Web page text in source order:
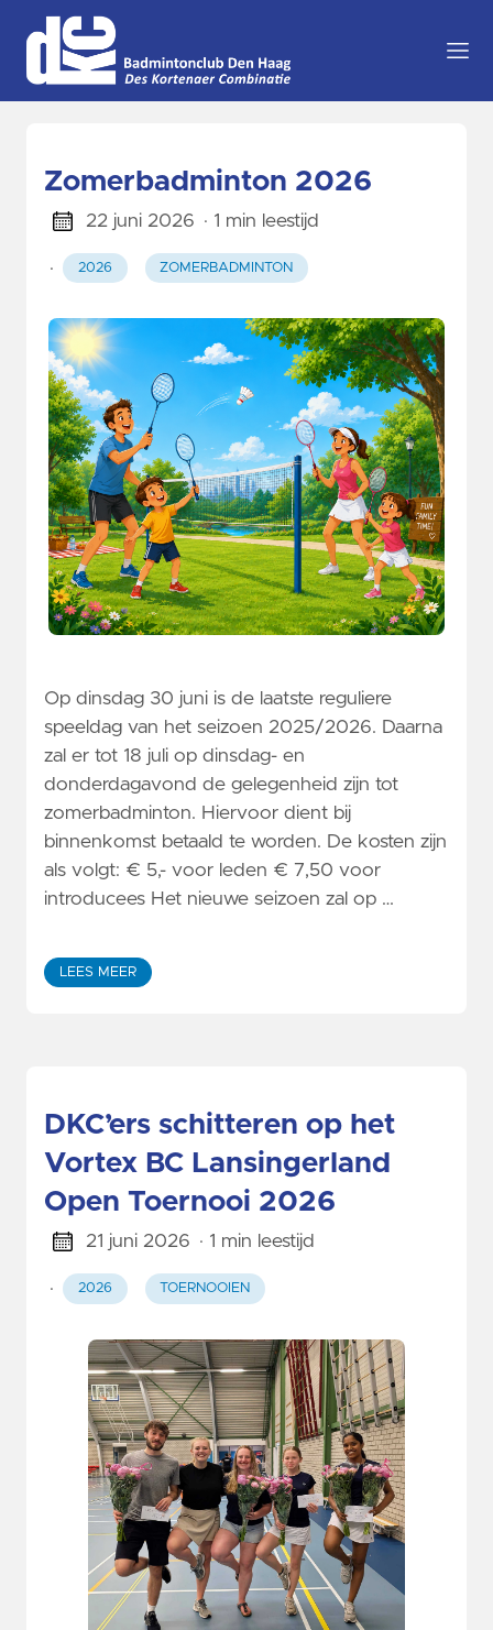
Zomerbadminton 2026
22 juni 2026 · 1 min leestijd
· 2026 ZOMERBADMINTON
Op dinsdag 30 juni is de laatste reguliere
speeldag van het seizoen 2025/2026. Daarna
zal er tot 18 juli op dinsdag- en
donderdagavond de gelegenheid zijn tot
zomerbadminton. Hiervoor dient bij
binnenkomst betaald te worden. De kosten zijn
als volgt: € 5,- voor leden € 7,50 voor
introducees Het nieuwe seizoen zal op …
LEES MEER
DKC’ers schitteren op het
Vortex BC Lansingerland
Open Toernooi 2026
21 juni 2026 · 1 min leestijd
· 2026 TOERNOOIEN